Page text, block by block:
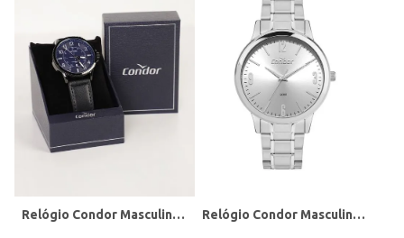
Relógio Condor Masculino PRETO Relógio Condor Masculino PRATA